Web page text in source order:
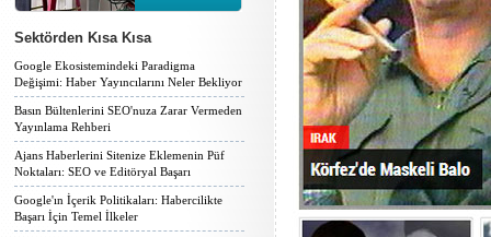
Sektörden Kısa Kısa
Google Ekosistemindeki Paradigma
Değişimi: Haber Yayıncılarını Neler Bekliyor
Basın Bültenlerini SEO'nuza Zarar Vermeden
Yayınlama Rehberi
Ajans Haberlerini Sitenize Eklemenin Püf
Noktaları: SEO ve Editöryal Başarı
Google'ın İçerik Politikaları: Habercilikte
Başarı İçin Temel İlkeler